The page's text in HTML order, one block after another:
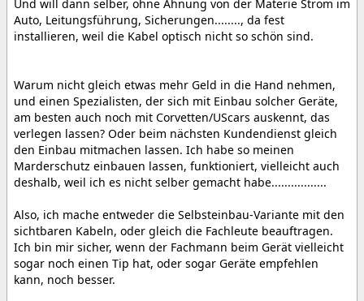
Und will dann selber, ohne Ahnung von der Materie Strom im
Auto, Leitungsführung, Sicherungen........, da fest
installieren, weil die Kabel optisch nicht so schön sind.
Warum nicht gleich etwas mehr Geld in die Hand nehmen,
und einen Spezialisten, der sich mit Einbau solcher Geräte,
am besten auch noch mit Corvetten/UScars auskennt, das
verlegen lassen? Oder beim nächsten Kundendienst gleich
den Einbau mitmachen lassen. Ich habe so meinen
Marderschutz einbauen lassen, funktioniert, vielleicht auch
deshalb, weil ich es nicht selber gemacht habe.................
Also, ich mache entweder die Selbsteinbau-Variante mit den
sichtbaren Kabeln, oder gleich die Fachleute beauftragen.
Ich bin mir sicher, wenn der Fachmann beim Gerät vielleicht
sogar noch einen Tip hat, oder sogar Geräte empfehlen
kann, noch besser.